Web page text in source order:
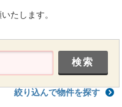
たします。
絞り込んで物件を探す